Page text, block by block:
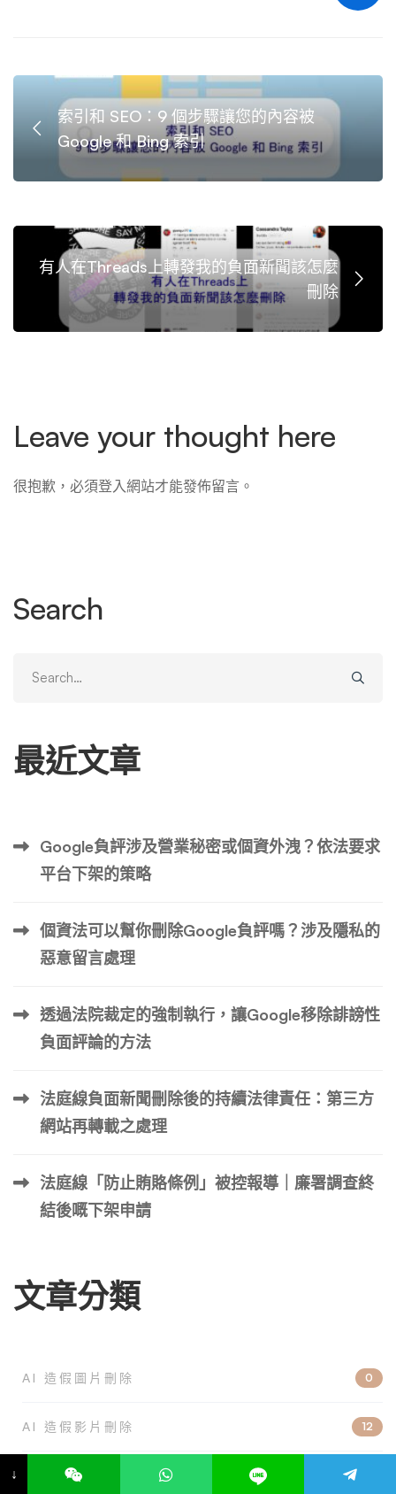
索引和 SEO：9 個步驟讓您的內容被
Google 和 Bing 索引
有人在Threads上轉發我的負面新聞該怎麼
刪除
Leave your thought here
很抱歉，必須登入網站才能發佈留言。
Search
for:
最近文章
Google負評涉及營業秘密或個資外洩？依法要求
平台下架的策略
個資法可以幫你刪除Google負評嗎？涉及隱私的
惡意留言處理
透過法院裁定的強制執行，讓Google移除誹謗性
負面評論的方法
法庭線負面新聞刪除後的持續法律責任：第三方
網站再轉載之處理
法庭線「防止賄賂條例」被控報導｜廉署調查終
結後嘅下架申請
文章分類
AI 造假圖片刪除 0
AI 造假影片刪除 12
ANDROID APP 下載量
↓